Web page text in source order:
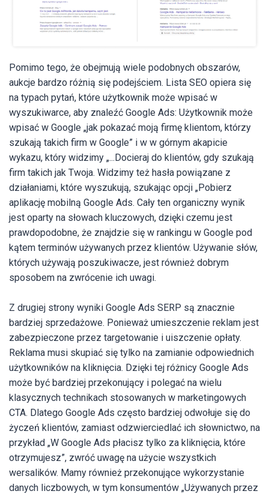
Pomimo tego, że obejmują wiele podobnych obszarów,
aukcje bardzo różnią się podejściem. Lista SEO opiera się
na typach pytań, które użytkownik może wpisać w
wyszukiwarce, aby znaleźć Google Ads: Użytkownik może
wpisać w Google „jak pokazać moją firmę klientom, którzy
szukają takich firm w Google” i w w górnym akapicie
wykazu, który widzimy „...Docieraj do klientów, gdy szukają
firm takich jak Twoja. Widzimy też hasła powiązane z
działaniami, które wyszukują, szukając opcji „Pobierz
aplikację mobilną Google Ads. Cały ten organiczny wynik
jest oparty na słowach kluczowych, dzięki czemu jest
prawdopodobne, że znajdzie się w rankingu w Google pod
kątem terminów używanych przez klientów. Używanie słów,
których używają poszukiwacze, jest również dobrym
sposobem na zwrócenie ich uwagi.
Z drugiej strony wyniki Google Ads SERP są znacznie
bardziej sprzedażowe. Ponieważ umieszczenie reklam jest
zabezpieczone przez targetowanie i uiszczenie opłaty.
Reklama musi skupiać się tylko na zamianie odpowiednich
użytkowników na kliknięcia. Dzięki tej różnicy Google Ads
może być bardziej przekonujący i polegać na wielu
klasycznych technikach stosowanych w marketingowych
CTA. Dlatego Google Ads często bardziej odwołuje się do
życzeń klientów, zamiast odzwierciedlać ich słownictwo, na
przykład „W Google Ads płacisz tylko za kliknięcia, które
otrzymujesz”, zwróć uwagę na użycie wszystkich
wersalików. Mamy również przekonujące wykorzystanie
danych liczbowych, w tym konsumentów „Używanych przez